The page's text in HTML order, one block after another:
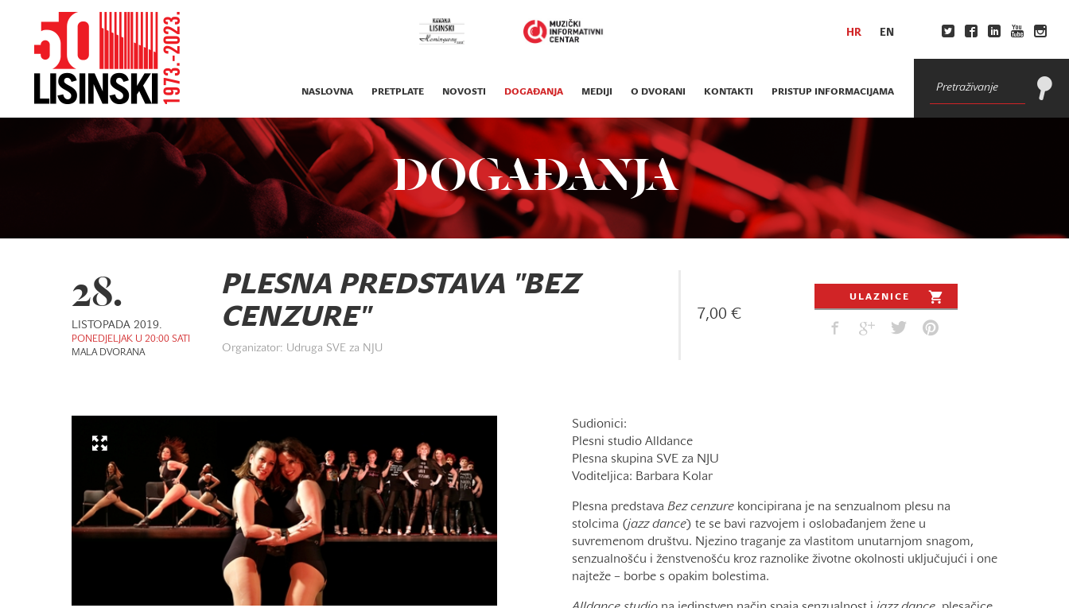
HR EN
NASLOVNA PRETPLATE NOVOSTI DOGAĐANJA MEDIJI O DVORANI KONTAKTI PRISTUP INFORMACIJAMA
DOGAĐANJA
28.
LISTOPADA 2019.
PONEDJELJAK U 20:00 SATI
MALA DVORANA
PLESNA PREDSTAVA "BEZ
CENZURE"
Organizator: Udruga SVE za NJU
7,00 €
ULAZNICE
Sudionici:
Plesni studio Alldance
Plesna skupina SVE za NJU
Voditeljica: Barbara Kolar
Plesna predstava Bez cenzurekoncipirana je na senzualnom plesu na
stolcima ( jazz dance) te se bavi razvojem i oslobađanjem žene u
suvremenom društvu. Njezino traganje za vlastitom unutarnjom snagom,
senzualnošću i ženstvenošću kroz raznolike životne okolnosti uključujući i one
najteže – borbe s opakim bolestima.